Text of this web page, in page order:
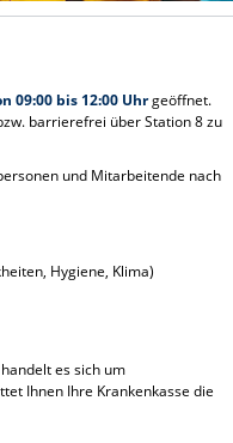
09:00 bis 12:00 Uhrgeöffnet.
barrierefrei über Station 8 zu
und Mitarbeitende nach
Hygiene, Klima)
es sich um
Ihnen Ihre Krankenkasse die